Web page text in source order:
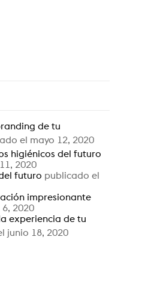
de tu
el mayo 12, 2020
higiénicos del futuro
2020
futuro publicado el
impresionante
2020
experiencia de tu
junio 18, 2020